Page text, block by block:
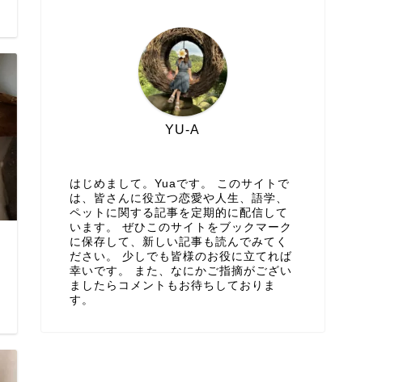
YU-A
はじめまして。Yuaです。 このサイトで
は、皆さんに役立つ恋愛や人生、語学、
ペットに関する記事を定期的に配信して
います。 ぜひこのサイトをブックマーク
に保存して、新しい記事も読んでみてく
ださい。 少しでも皆様のお役に立てれば
幸いです。 また、なにかご指摘がござい
ましたらコメントもお待ちしておりま
す。